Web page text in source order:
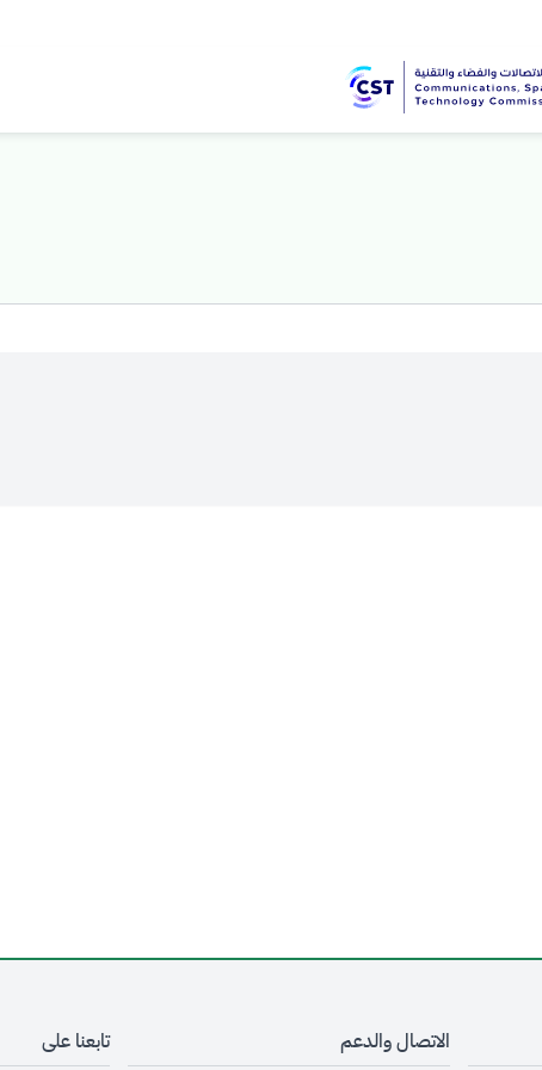
الاتصال والدعم تابعنا على